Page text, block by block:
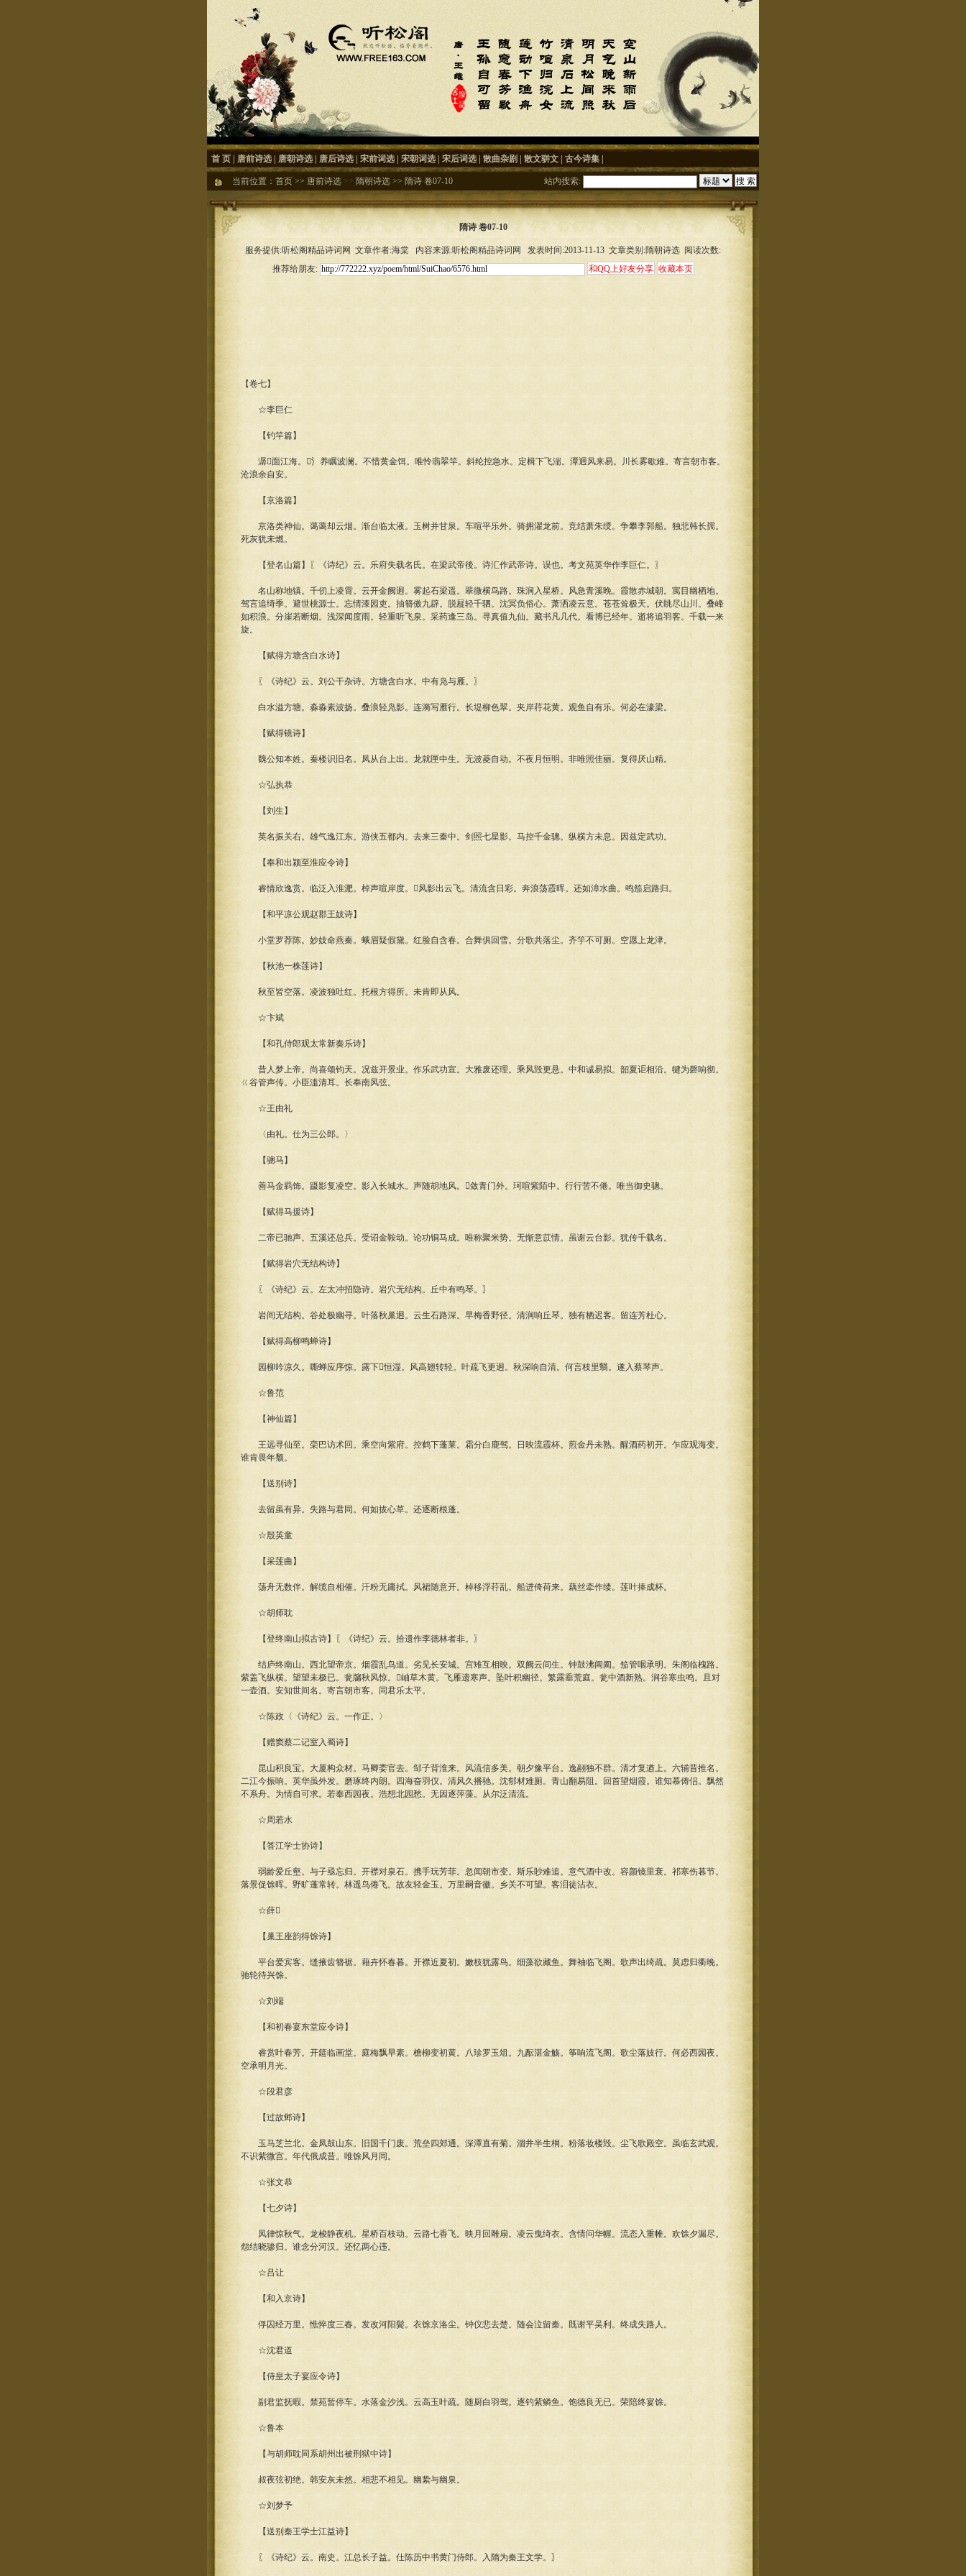
首 页 唐前诗选 唐朝诗选 唐后诗选 宋前词选 宋朝词选 宋后词选 散曲杂剧 散文骈文 古今诗集
当前位置： 首页 >> 唐前诗选 >> 隋朝诗选 >> 隋诗 卷07-10 站内搜索:
隋诗 卷07-10
服务提供:听松阁精品诗词网 文章作者:海棠 内容来源:听松阁精品诗词网 发表时间:2013-11-13 文章类别:隋朝诗选 阅读次数:
推荐给朋友:
【卷七】
☆李巨仁
【钓竿篇】
潺面江海。氵养瞩波澜。不惜黄金饵。唯怜翡翠竿。斜纶控急水。定楫下飞湍。潭迥风来易。川长雾歇难。寄言朝市客。
沧浪余自安。
【京洛篇】
京洛类神仙。蔼蔼却云烟。渐台临太液。玉树并甘泉。车喧平乐外。骑拥濯龙前。竞结萧朱绶。争攀李郭船。独悲韩长孺。
死灰犹未燃。
【登名山篇】〖《诗纪》云。乐府失载名氏。在梁武帝後。诗汇作武帝诗。误也。考文苑英华作李巨仁。〗
名山称地镇。千仞上凌霄。云开金阙迥。雾起石梁遥。翠微横鸟路。珠涧入星桥。风急青溪晚。霞散赤城朝。寓目幽栖地。
驾言追绮季。避世桃源士。忘情漆园吏。抽簪傲九辟。脱屣轻千驷。沈冥负俗心。萧洒凌云意。苍苍耸极天。伏眺尽山川。叠峰
如积浪。分崖若断烟。浅深闻度雨。轻重听飞泉。采药逢三岛。寻真值九仙。藏书凡几代。看博已经年。逝将追羽客。千载一来
旋。
【赋得方塘含白水诗】
〖《诗纪》云。刘公干杂诗。方塘含白水。中有凫与雁。〗
白水溢方塘。淼淼素波扬。叠浪轻凫影。连漪写雁行。长堤柳色翠。夹岸荇花黄。观鱼自有乐。何必在濠梁。
【赋得镜诗】
魏公知本姓。秦楼识旧名。凤从台上出。龙就匣中生。无波菱自动。不夜月恒明。非唯照佳丽。复得厌山精。
☆弘执恭
【刘生】
英名振关右。雄气逸江东。游侠五都内。去来三秦中。剑照七星影。马控千金骢。纵横方未息。因兹定武功。
【奉和出颍至淮应令诗】
睿情欣逸赏。临泛入淮淝。棹声喧岸度。风影出云飞。清流含日彩。奔浪荡霞晖。还如漳水曲。鸣笳启路归。
【和平凉公观赵郡王妓诗】
小堂罗荐陈。妙妓命燕秦。蛾眉疑假黛。红脸自含春。合舞俱回雪。分歌共落尘。齐竽不可厕。空愿上龙津。
【秋池一株莲诗】
秋至皆空落。凌波独吐红。托根方得所。未肯即从风。
☆卞斌
【和孔侍郎观太常新奏乐诗】
昔人梦上帝。尚喜颂钧天。况兹开景业。作乐武功宣。大雅废还理。乘风毁更悬。中和诚易拟。韶夏讵相沿。犍为磬响彻。
ㄍ谷管声传。小臣滥清耳。长奉南风弦。
☆王由礼
〈由礼。仕为三公郎。〉
【骢马】
善马金羁饰。蹑影复凌空。影入长城水。声随胡地风。敛青门外。珂喧紫陌中。行行苦不倦。唯当御史骢。
【赋得马援诗】
二帝已驰声。五溪还总兵。受诏金鞍动。论功铜马成。唯称聚米势。无惭意苡情。虽谢云台影。犹传千载名。
【赋得岩穴无结构诗】
〖《诗纪》云。左太冲招隐诗。岩穴无结构。丘中有鸣琴。〗
岩间无结构。谷处极幽寻。叶落秋巢迥。云生石路深。早梅香野径。清涧响丘琴。独有栖迟客。留连芳杜心。
【赋得高柳鸣蝉诗】
园柳吟凉久。嘶蝉应序惊。露下恒湿。风高翅转轻。叶疏飞更迥。秋深响自清。何言枝里翳。遂入蔡琴声。
☆鲁范
【神仙篇】
王远寻仙至。栾巴访术回。乘空向紫府。控鹤下蓬莱。霜分白鹿驾。日映流霞杯。煎金丹未熟。醒酒药初开。乍应观海变。
谁肯畏年颓。
【送别诗】
去留虽有异。失路与君同。何如拔心草。还逐断根蓬。
☆殷英童
【采莲曲】
荡舟无数伴。解缆自相催。汗粉无庸拭。风裙随意开。棹移浮荇乱。船进倚荷来。藕丝牵作缕。莲叶捧成杯。
☆胡师耽
【登终南山拟古诗】〖《诗纪》云。拾遗作李德林者非。〗
结庐终南山。西北望帝京。烟霞乱鸟道。劣见长安城。宫雉互相映。双阙云间生。钟鼓沸阊阖。笳管咽承明。朱阁临槐路。
紫盖飞纵横。望望未极已。瓮牖秋风惊。岫草木黄。飞雁遗寒声。坠叶积幽径。繁露垂荒庭。瓮中酒新熟。涧谷寒虫鸣。且对
一壶酒。安知世间名。寄言朝市客。同君乐太平。
☆陈政〈《诗纪》云。一作正。〉
【赠窦蔡二记室入蜀诗】
昆山积良宝。大厦构众材。马卿委官去。邹子背淮来。风流信多美。朝夕豫平台。逸翮独不群。清才复遒上。六辅昔推名。
二江今振响。英华虽外发。磨琢终内朗。四海奋羽仪。清风久播驰。沈郁材难厕。青山翻易阻。回首望烟霞。谁知慕俦侣。飘然
不系舟。为情自可求。若奉西园夜。浩想北园愁。无因逐萍藻。从尔泛清流。
☆周若水
【答江学士协诗】
弱龄爱丘壑。与子亟忘归。开襟对泉石。携手玩芳菲。忽闻朝市变。斯乐眇难追。意气酒中改。容颜镜里衰。祁寒伤暮节。
落景促馀晖。野旷蓬常转。林遥鸟倦飞。故友轻金玉。万里嗣音徽。乡关不可望。客泪徒沾衣。
☆薛
【巢王座韵得馀诗】
平台爱宾客。缝掖齿簪裾。藉卉怀春暮。开襟近夏初。嫩枝犹露鸟。细藻欲藏鱼。舞袖临飞阁。歌声出绮疏。莫虑归衢晚。
驰轮待兴馀。
☆刘端
【和初春宴东堂应令诗】
睿赏叶春芳。开筵临画堂。庭梅飘早素。檐柳变初黄。八珍罗玉俎。九酝湛金觞。筝响流飞阁。歌尘落妓行。何必西园夜。
空承明月光。
☆段君彦
【过故邺诗】
玉马芝兰北。金凤鼓山东。旧国千门废。荒垒四郊通。深潭直有菊。涸井半生桐。粉落妆楼毁。尘飞歌殿空。虽临玄武观。
不识紫微宫。年代俄成昔。唯馀风月同。
☆张文恭
【七夕诗】
凤律惊秋气。龙梭静夜机。星桥百枝动。云路七香飞。映月回雕扇。凌云曳绮衣。含情问华幄。流态入重帷。欢馀夕漏尽。
怨结晓骖归。谁念分河汉。还忆两心违。
☆吕让
【和入京诗】
俘囚经万里。憔悴度三春。发改河阳鬓。衣馀京洛尘。钟仪悲去楚。随会泣留秦。既谢平吴利。终成失路人。
☆沈君道
【侍皇太子宴应令诗】
副君监抚暇。禁苑暂停车。水落金沙浅。云高玉叶疏。随厨白羽驾。逐钓紫鳞鱼。饱德良无已。荣陪终宴馀。
☆鲁本
【与胡师耽同系胡州出被刑狱中诗】
叔夜弦初绝。韩安灰未然。相悲不相见。幽絷与幽泉。
☆刘梦予
【送别秦王学士江益诗】
〖《诗纪》云。南史。江总长子益。仕陈历中书黄门侍郎。入隋为秦王文学。〗